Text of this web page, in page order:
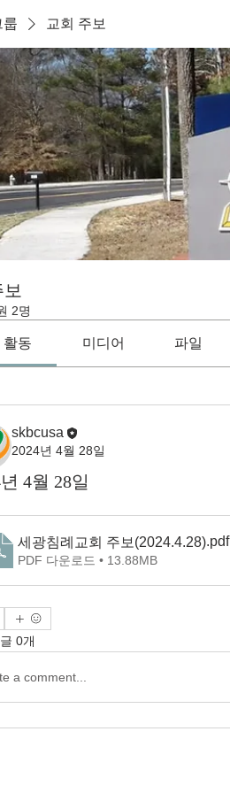
룹 교회 주보
2명
활동 미디어 파일
skbcusa
2024년 4월 28일
4월 28일
세광침례교회 주보(2024.4.28).pdf
PDF 다운로드 • 13.88MB
0개
a comment...